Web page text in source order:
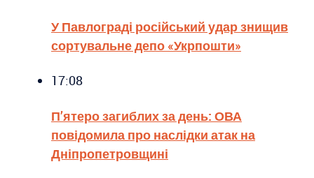
У Павлограді російський удар знищив
сортувальне депо «Укрпошти»
17:08
П’ятеро загиблих за день: ОВА
повідомила про наслідки атак на
Дніпропетровщині